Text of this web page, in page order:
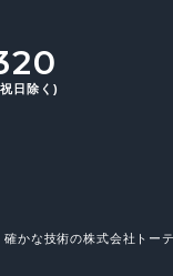
日除く)
確かな技術の株式会社トー